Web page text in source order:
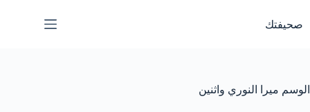
المحتوى
صحيفتك
الوسم ميرا النوري واثنين